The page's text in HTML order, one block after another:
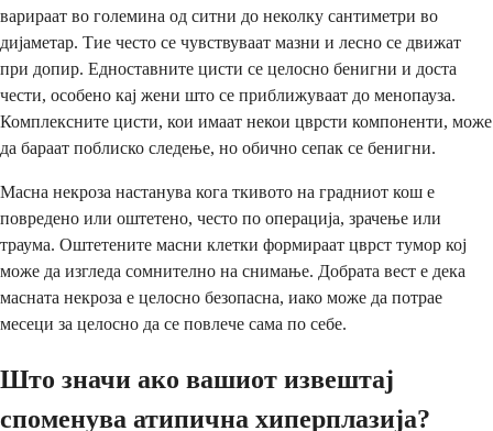
варираат во големина од ситни до неколку сантиметри во
дијаметар. Тие често се чувствуваат мазни и лесно се движат
при допир. Едноставните цисти се целосно бенигни и доста
чести, особено кај жени што се приближуваат до менопауза.
Комплексните цисти, кои имаат некои цврсти компоненти, може
да бараат поблиско следење, но обично сепак се бенигни.
Масна некроза настанува кога ткивото на градниот кош е
повредено или оштетено, често по операција, зрачење или
траума. Оштетените масни клетки формираат цврст тумор кој
може да изгледа сомнително на снимање. Добрата вест е дека
масната некроза е целосно безопасна, иако може да потрае
месеци за целосно да се повлече сама по себе.
Што значи ако вашиот извештај
споменува атипична хиперплазија?